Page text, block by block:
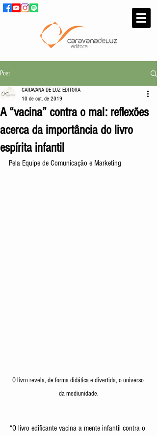
Post
A “vacina” contra o mal: reflexões
acerca da importância do livro
espírita infantil
CARAVANA DE LUZ EDITORA
10 de out. de 2019
Pela Equipe de Comunicação e Marketing
O livro revela, de forma didática e divertida, o universo
da mediunidade.
“O livro edificante vacina a mente infantil contra o